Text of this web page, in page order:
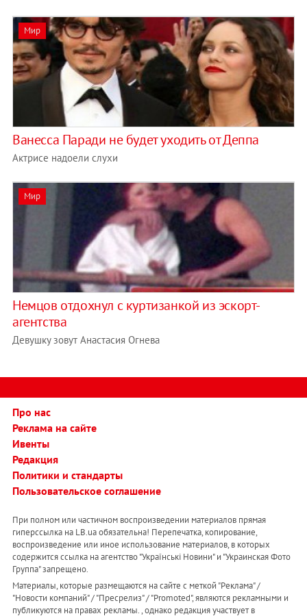
Мир
Ванесса Паради не будет уходить от Деппа
Актрисе надоели слухи
Мир
Немцов отдохнул с куртизанкой из эскорт-
агентства
Девушку зовут Анастасия Огнева
Про нас
Реклама на сайте
Ивенты
Редакция
Политики и стандарты
Пользовательское соглашение
При полном или частичном воспроизведении материалов прямая
гиперссылка на LB.ua обязательна! Перепечатка, копирование,
воспроизведение или иное использование материалов, в которых
содержится ссылка на агентство "Українськi Новини" и "Украинская Фото
Группа" запрещено.
Материалы, которые размещаются на сайте с меткой "Реклама" /
"Новости компаний" / "Пресрелиз" / "Promoted", являются рекламными и
публикуются на правах рекламы. , однако редакция участвует в